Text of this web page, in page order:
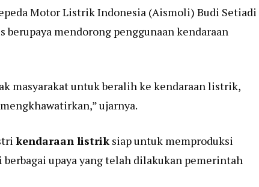
Motor Listrik Indonesia (Aismoli) Budi Setiadi
mendorong penggunaan kendaraan
masyarakat untuk beralih ke kendaraan listrik,
ujarnya.
kendaraan listrik siap untuk memproduksi
upaya yang telah dilakukan pemerintah